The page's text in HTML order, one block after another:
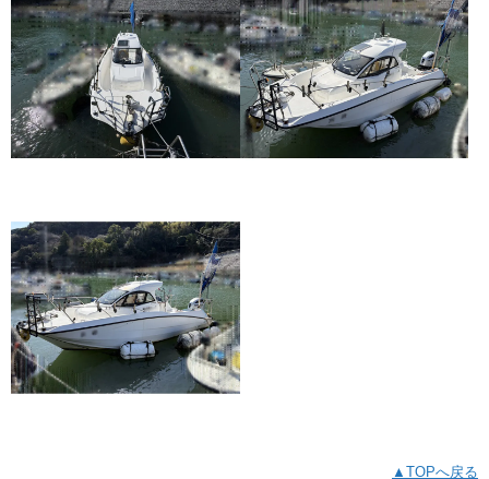
▲TOPへ戻る